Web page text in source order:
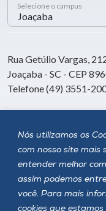
Nós utilizamos os
com nosso site mais
entender melhor
assim podemos
você. Para mais
cookies que
Selecione o campus
Rua Getúlio Vargas,
Joaçaba - SC - CEP
Telefone (49) 3551-
Siga a